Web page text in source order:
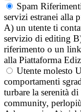
Spam
servizi estranei alla
A) un utente ti
servizio di editing
riferimento o un
alla Piattaforma
Utente molesto
comportamenti
turbare la serenità
community,